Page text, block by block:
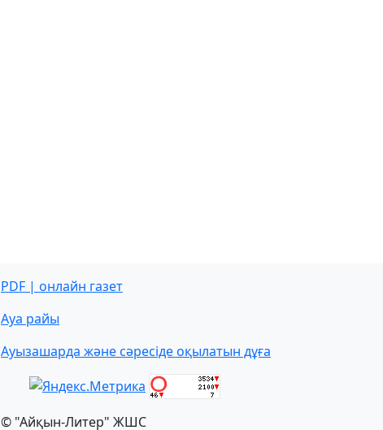
PDF | онлайн газет
Ауа райы
Ауызашарда және сәресіде оқылатын дұға
© "Айқын-Литер" ЖШС